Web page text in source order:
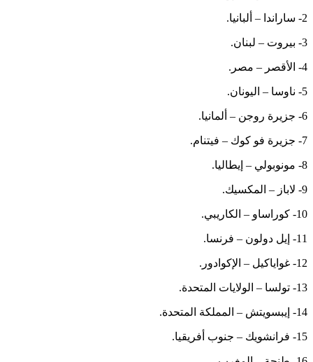
2- ساراندا – ألبانيا.
3- بيروت – لبنان.
4- الأقصر – مصر.
5- ناوسا – اليونان.
6- جزيرة روجن – ألمانيا.
7- جزيرة فو كوك – فيتنام.
8- مونوبولي – إيطاليا.
9- لاباز – المكسيك.
10- كوراساو – الكاريبي.
11- إيل دولون – فرنسا.
12- غواياكيل – الإكوادور.
13- تولسا – الولايات المتحدة.
14- إيبسويتش – المملكة المتحدة.
15- فرانشويك – جنوب أفريقيا.